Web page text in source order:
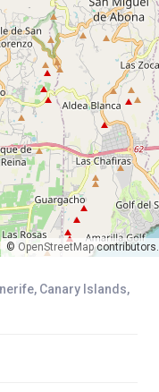
© OpenStreetMapcontributors.
Canary Islands,